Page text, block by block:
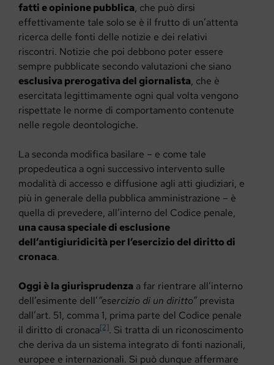
fatti e opinione pubblica, che può dirsi
effettivamente tale solo se è il frutto di un’attenta
ricerca delle fonti delle notizie e dei relativi
riscontri. Notizie che poi debbono poter essere
sempre pubblicate secondo valutazioni che siano
esclusiva prerogativa del giornalista, che è
esercitata legittimamente ogni qual volta vengono
rispettate le norme di comportamento contenute
nelle regole deontologiche.
La seconda modifica basilare – e come tale
propedeutica a ogni successivo intervento sulle
modalità di accesso e diffusione agli atti giudiziari, e
più in generale della pubblica amministrazione – è
quella di prevedere, all’interno del Codice penale,
una causa speciale di esclusione
dell’antigiuridicità per l’esercizio del diritto di
cronaca.
Oggi è la giurisprudenza a far rientrare all’interno
dell’esimente dell’”esercizio di un diritto” prevista
dall’art. 51, comma 1, prima parte del Codice penale
il diritto di cronaca[2]. Si tratta di un riconoscimento
che deriva da un sistema integrato di fonti nazionali,
europee e internazionali. Si può dunque affermare